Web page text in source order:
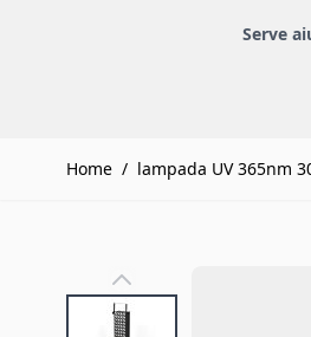
Serve
Home / lampada UV 365nm